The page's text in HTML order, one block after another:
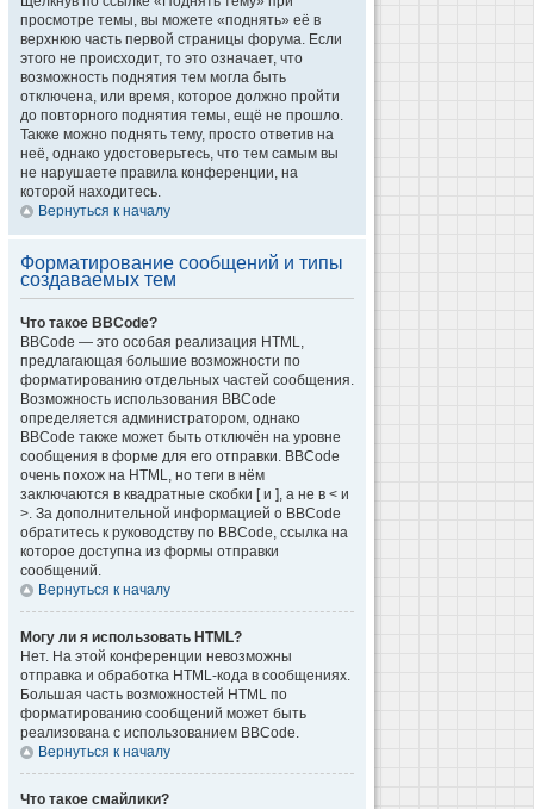
просмотре темы, вы можете «поднять» её в
верхнюю часть первой страницы форума. Если
этого не происходит, то это означает, что
возможность поднятия тем могла быть
отключена, или время, которое должно пройти
до повторного поднятия темы, ещё не прошло.
Также можно поднять тему, просто ответив на
неё, однако удостоверьтесь, что тем самым вы
не нарушаете правила конференции, на
которой находитесь.
Вернуться к началу
Форматирование сообщений и типы
создаваемых тем
Что такое BBCode?
BBCode — это особая реализация HTML,
предлагающая большие возможности по
форматированию отдельных частей сообщения.
Возможность использования BBCode
определяется администратором, однако
BBCode также может быть отключён на уровне
сообщения в форме для его отправки. BBCode
очень похож на HTML, но теги в нём
заключаются в квадратные скобки [ и ], а не в < и
>. За дополнительной информацией о BBCode
обратитесь к руководству по BBCode, ссылка на
которое доступна из формы отправки
сообщений.
Вернуться к началу
Могу ли я использовать HTML?
Нет. На этой конференции невозможны
отправка и обработка HTML-кода в сообщениях.
Большая часть возможностей HTML по
форматированию сообщений может быть
реализована с использованием BBCode.
Вернуться к началу
Что такое смайлики?